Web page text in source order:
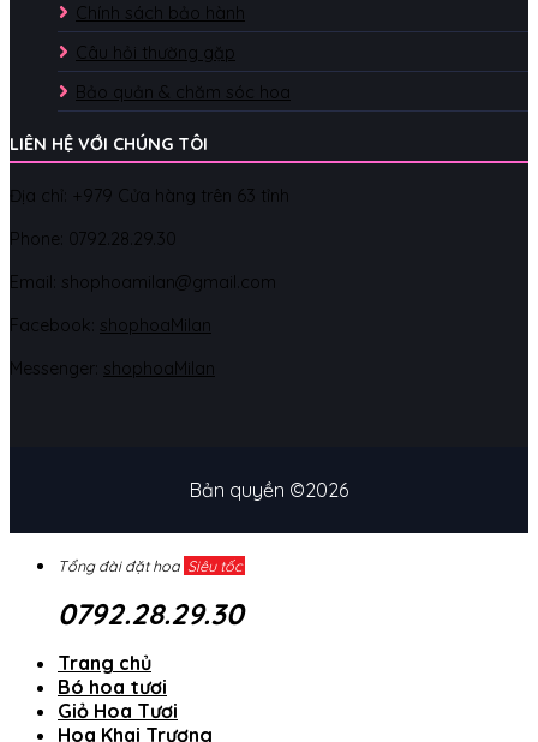
Chính sách bảo hành
Câu hỏi thường gặp
Bảo quản & chăm sóc hoa
LIÊN HỆ VỚI CHÚNG TÔI
Địa chỉ: +979 Cửa hàng trên 63 tỉnh
Phone: 0792.28.29.30
Email: shophoamilan@gmail.com
Facebook: shophoaMilan
Messenger: shophoaMilan
Bản quyền ©2026
Tổng đài đặt hoa Siêu tốc
0792.28.29.30
Trang chủ
Bó hoa tươi
Giỏ Hoa Tươi
Hoa Khai Trương